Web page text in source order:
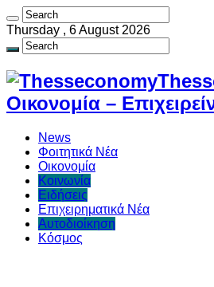
Thursday , 6 August 2026
Οικονομία –
News
Φοιτητικά Νέα
Οικονομία
Κοινωνία
Ειδήσεις
Επιχειρηματικά Νέα
Αυτοδιοίκηση
Κόσμος